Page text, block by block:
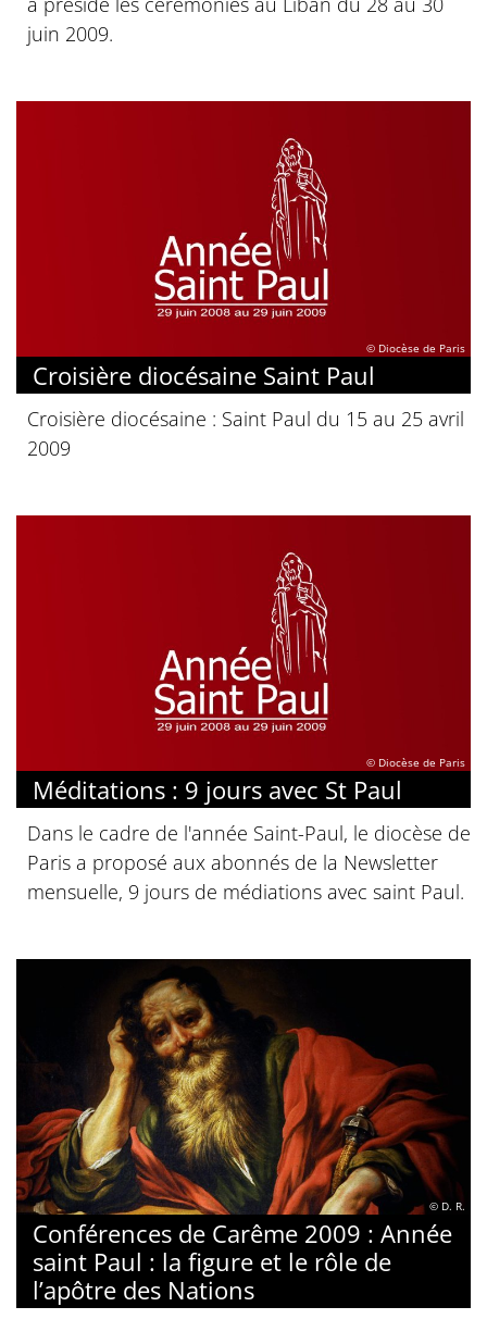
juin 2009.
© Diocèse de Paris
Croisière diocésaine Saint Paul
Croisière diocésaine : Saint Paul du 15 au 25 avril
2009
© Diocèse de Paris
Méditations : 9 jours avec St Paul
Dans le cadre de l'année Saint-Paul, le diocèse de
Paris a proposé aux abonnés de la Newsletter
mensuelle, 9 jours de médiations avec saint Paul.
© D. R.
Conférences de Carême 2009 : Année
saint Paul : la figure et le rôle de
l’apôtre des Nations